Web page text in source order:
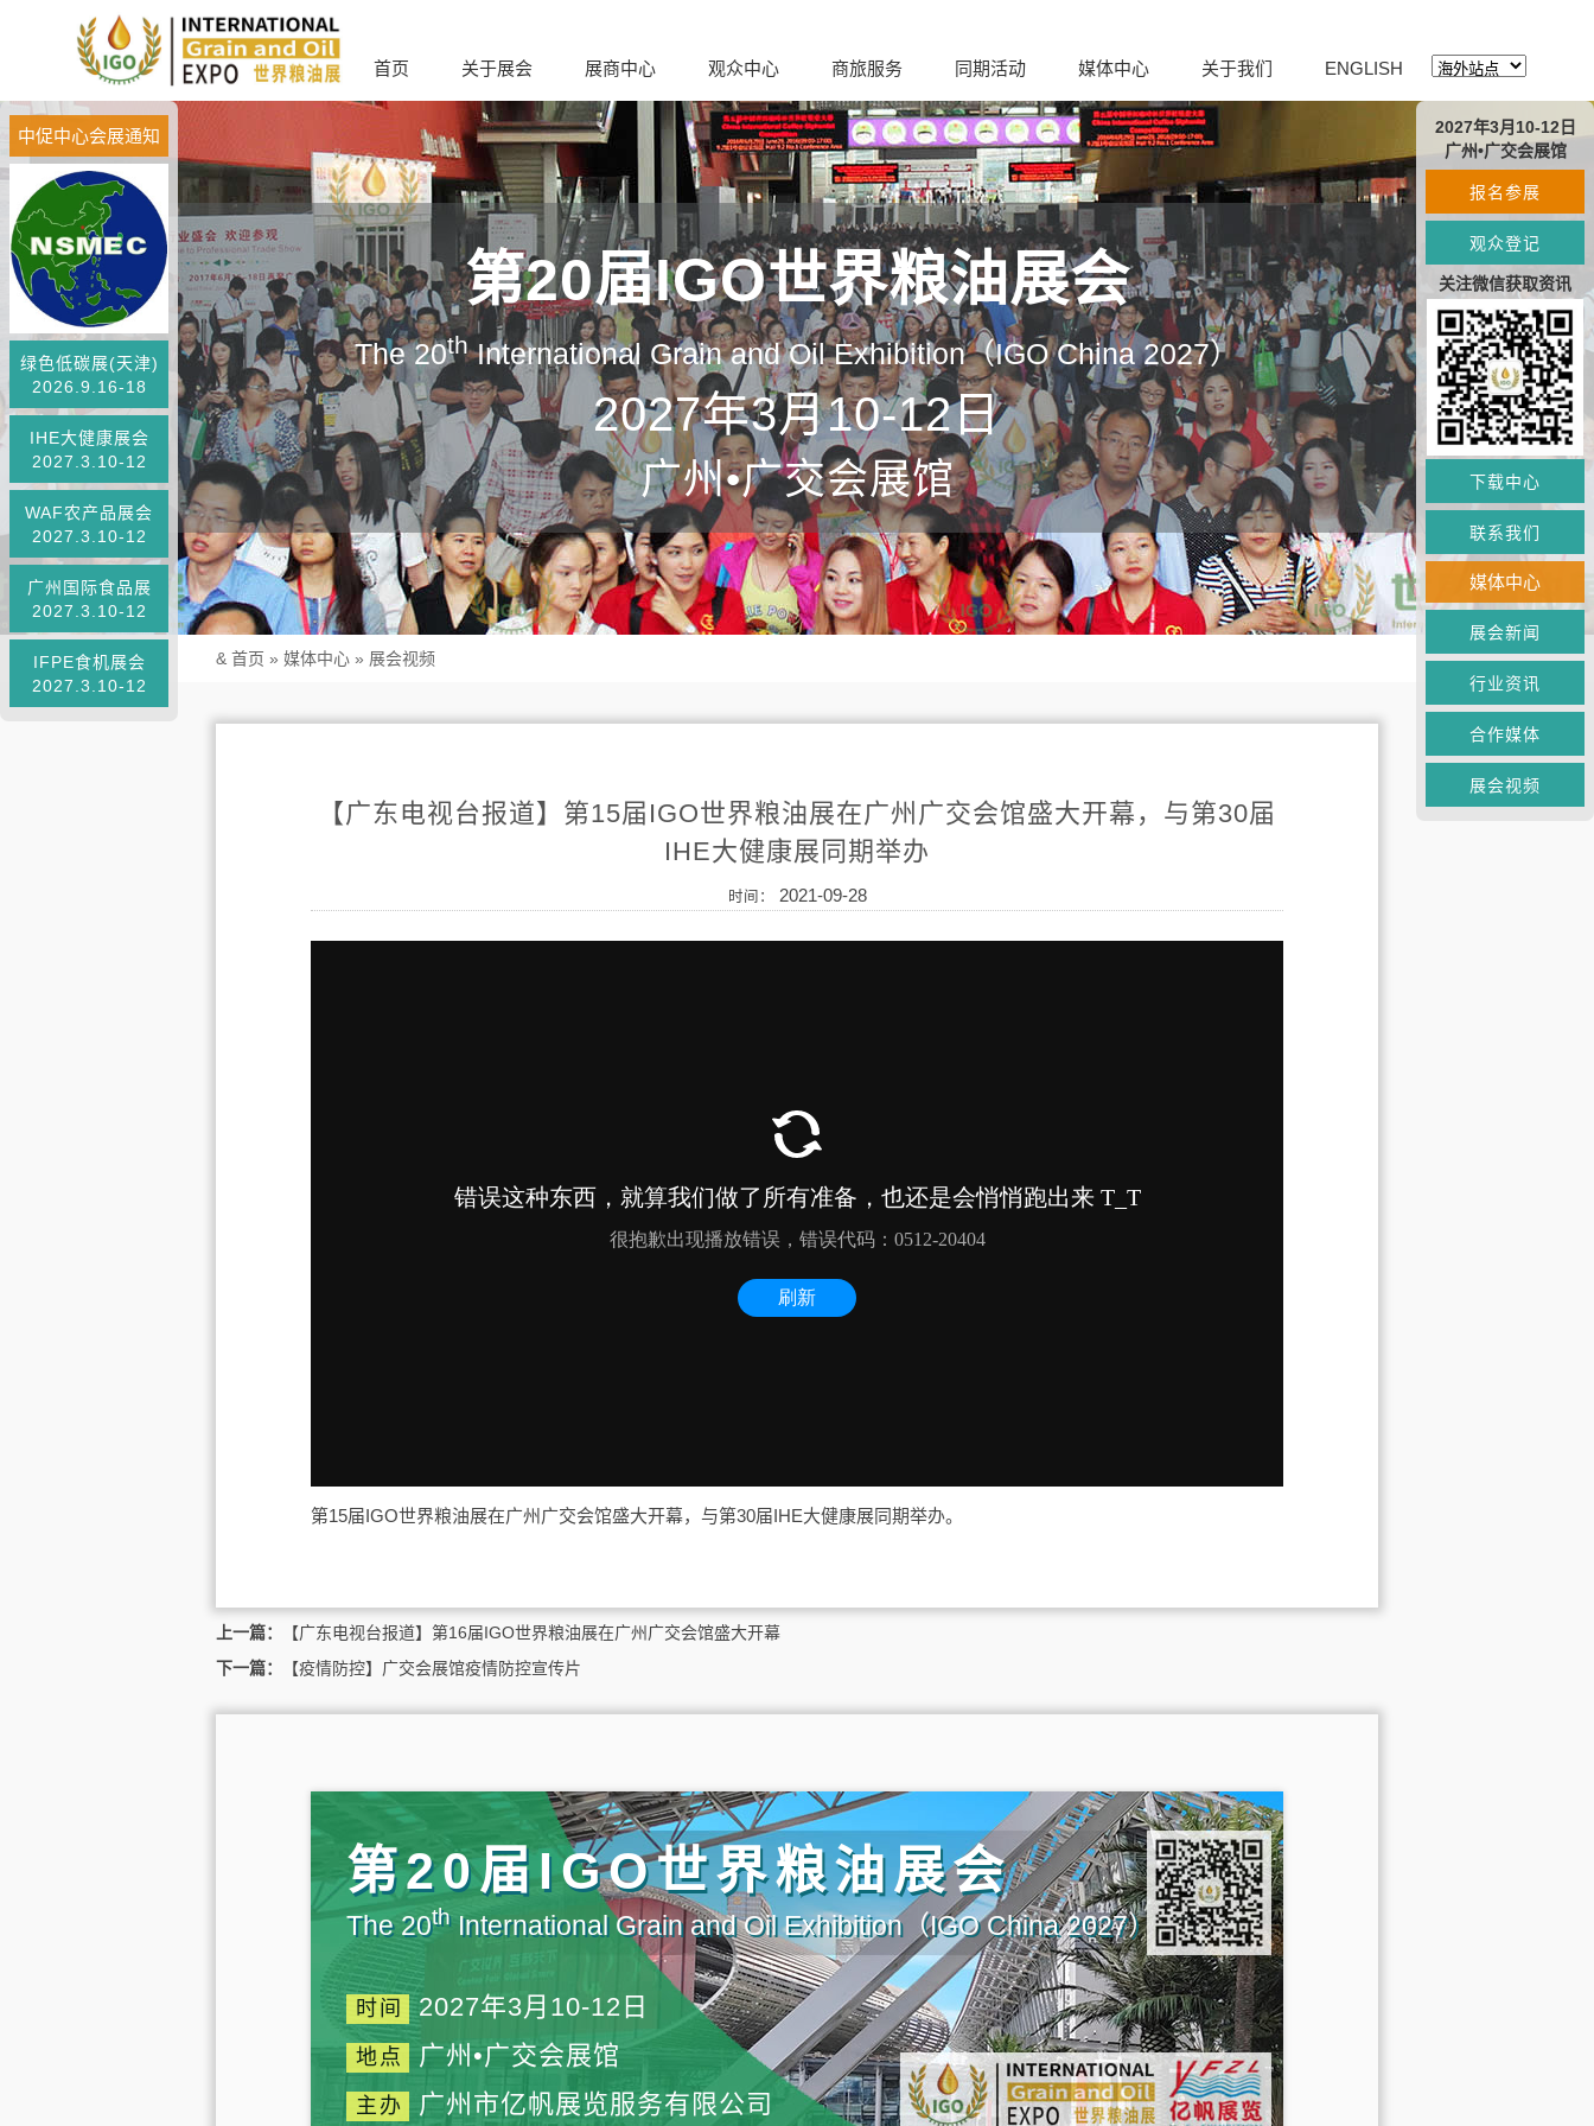
首页 关于展会 展商中心 观众中心 商旅服务 同期活动 媒体中心 关于我们 ENGLISH
第20届IGO世界粮油展会
The 20thInternational Grain and Oil Exhibition（IGO China 2027）
2027年3月10-12日
广州•广交会展馆
中促中心会展通知
绿色低碳展(天津)
2026.9.16-18
IHE大健康展会
2027.3.10-12
WAF农产品展会
2027.3.10-12
广州国际食品展
2027.3.10-12
IFPE食机展会
2027.3.10-12
& 首页 » 媒体中心 » 展会视频
【广东电视台报道】第15届IGO世界粮油展在广州广交会馆盛大开幕，与第30届
IHE大健康展同期举办
时间： 2021-09-28
第15届IGO世界粮油展在广州广交会馆盛大开幕，与第30届IHE大健康展同期举办。
上一篇：
【广东电视台报道】第16届IGO世界粮油展在广州广交会馆盛大开幕
下一篇：
【疫情防控】广交会展馆疫情防控宣传片
第20届IGO世界粮油展会
The 20thInternational Grain and Oil Exhibition（IGO China 2027）
时间 2027年3月10-12日
地点 广州•广交会展馆
主办 广州市亿帆展览服务有限公司
2027年3月10-12日
广州•广交会展馆
报名参展
观众登记
关注微信获取资讯
下载中心
联系我们
媒体中心
展会新闻
行业资讯
合作媒体
展会视频